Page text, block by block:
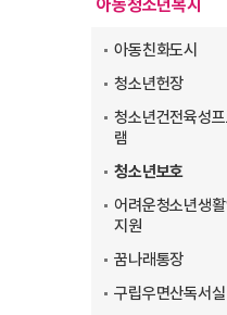
아동청소년복지
아동친화도시
청소년헌장
청소년건전육성
램
청소년보호
어려운청소년생
지원
꿈나래통장
구립우면산독서실